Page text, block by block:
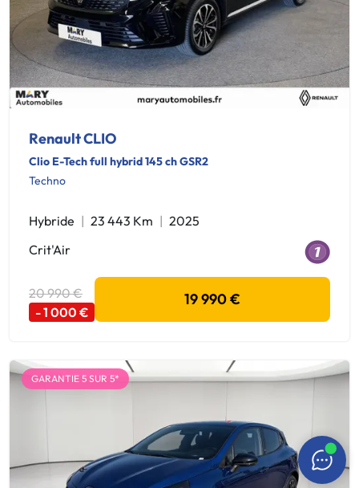
Renault CLIO
Clio E-Tech full hybrid 145 ch GSR2
Techno
Hybride 23 443 Km
2025
Crit'Air
20 990 €
- 1 000 €
19 990 €
GARANTIE 5 SUR 5*